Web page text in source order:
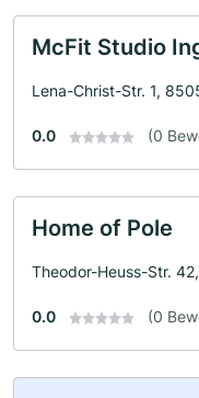
McFit Studio
Lena-Christ-Str. 1,
0.0 (0
Home of Pole
Theodor-Heuss-Str.
0.0 (0